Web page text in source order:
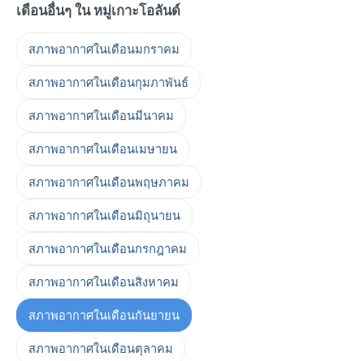
เดือนอื่นๆ ใน หมู่เกาะโอลันด์
สภาพอากาศในเดือนมกราคม
สภาพอากาศในเดือนกุมภาพันธ์
สภาพอากาศในเดือนมีนาคม
สภาพอากาศในเดือนเมษายน
สภาพอากาศในเดือนพฤษภาคม
สภาพอากาศในเดือนมิถุนายน
สภาพอากาศในเดือนกรกฎาคม
สภาพอากาศในเดือนสิงหาคม
สภาพอากาศในเดือนกันยายน
สภาพอากาศในเดือนตุลาคม